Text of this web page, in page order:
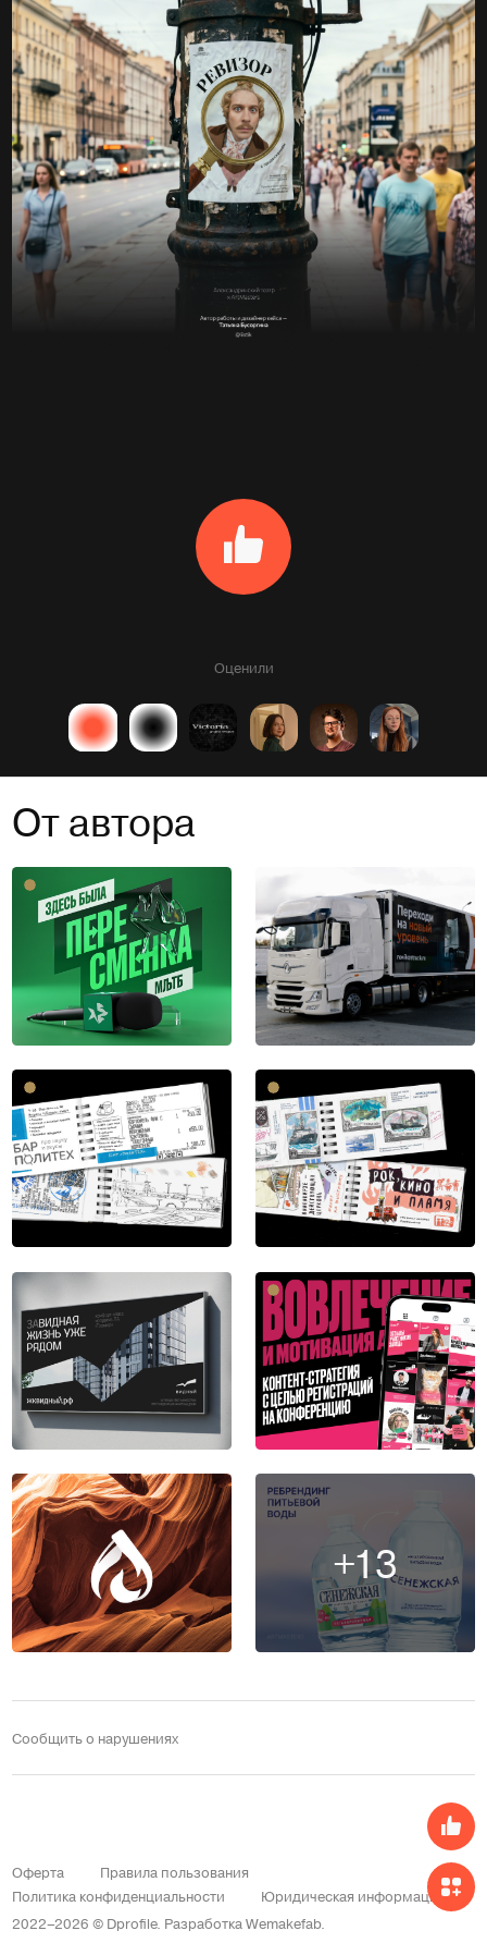
Оценили
От автора
+13
Сообщить о нарушениях
2022–2026 © Dprofile. РазработкаWemakefab.
Оферта
Правила пользования
Политика конфиденциальности
Юридическая информация